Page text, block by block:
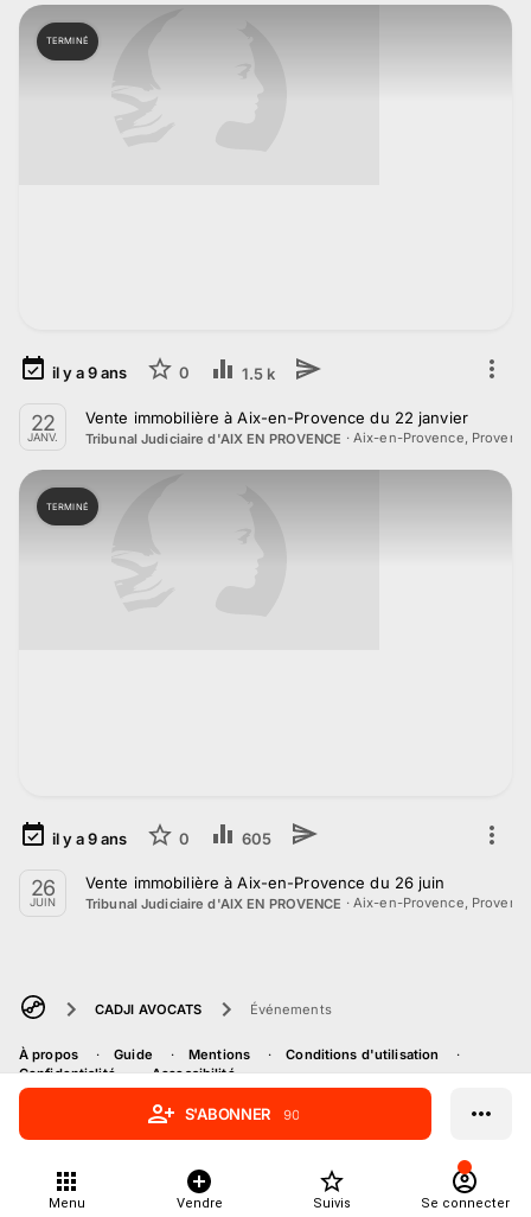
TERMINÉ
il y a9ans 0 1.5 k
22
JANV.
Vente immobilière à Aix-en-Provence du 22 janvier
Tribunal Judiciaire d'AIX EN PROVENCE · Aix-en-Provence,
TERMINÉ
il y a9ans 0 605
26
JUIN
Vente immobilière à Aix-en-Provence du 26 juin
Tribunal Judiciaire d'AIX EN PROVENCE · Aix-en-Provence,
CADJI AVOCATS Événements
À propos Guide Mentions
Conditions d'utilisation
Confidentialité
Accessibilité
S'ABONNER 90
Menu Vendre Suivis Se connecter